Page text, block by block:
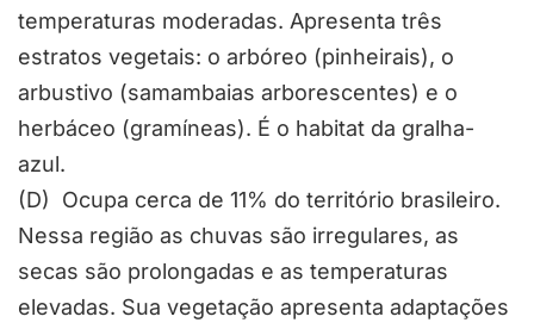
temperaturas moderadas. Apresenta três
estratos vegetais: o arbóreo (pinheirais), o
arbustivo (samambaias arborescentes) e o
herbáceo (gramíneas). É o habitat da gralha-
azul.
(D) Ocupa cerca de 11% do território brasileiro.
Nessa região as chuvas são irregulares, as
secas são prolongadas e as temperaturas
elevadas. Sua vegetação apresenta adaptações